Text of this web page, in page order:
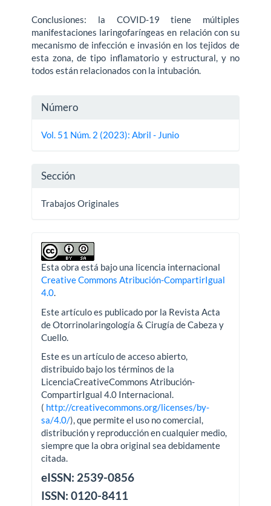
Conclusiones: la COVID-19 tiene múltiples
manifestaciones laringofaríngeas en relación con su
mecanismo de infección e invasión en los tejidos de
esta zona, de tipo inflamatorio y estructural, y no
todos están relacionados con la intubación.
Detalles
del
Número
Vol. 51 Núm. 2 (2023): Abril - Junio
Sección
Trabajos Originales
Esta obra está bajo una licencia internacional
Creative Commons Atribución-CompartirIgual
4.0.
Este artículo es publicado por la Revista Acta
de Otorrinolaringología & Cirugía de Cabeza y
Cuello.
Este es un artículo de acceso abierto,
distribuido bajo los términos de la
LicenciaCreativeCommons Atribución-
CompartirIgual 4.0 Internacional.
( http://creativecommons.org/licenses/by-
sa/4.0/), que permite el uso no comercial,
distribución y reproducción en cualquier medio,
siempre que la obra original sea debidamente
citada.
eISSN: 2539-0856
ISSN: 0120-8411